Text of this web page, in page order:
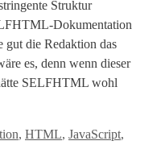
Struktur
Dokumentation
gut die Redaktion das
es, denn wenn dieser
SELFHTML wohl
, HTML, JavaScript,